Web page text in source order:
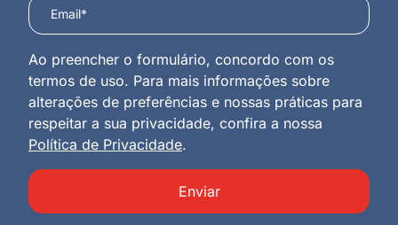
Ao preencher o formulário, concordo com os
termos de uso. Para mais informações sobre
alterações de preferências e nossas práticas para
respeitar a sua privacidade, confira a nossa
Política de Privacidade.
Enviar